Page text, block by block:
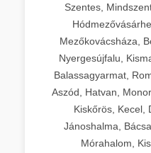
Szentes,
Mezőkovácsháza,
Nyergesújfalu,
Balassagyarmat,
Aszód, Hatvan,
Kiskőrös, Kecel,
Jánoshalma,
Mórahalom,